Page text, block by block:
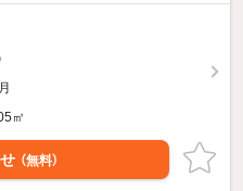
㎡
（無料）